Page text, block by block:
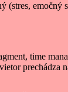
(stres,
time
prechádza